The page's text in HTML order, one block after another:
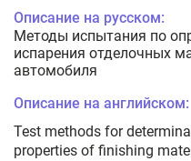
Описание на русском:
Методы испытания по
испарения отделочных
автомобиля
Описание на английском:
Test methods for
properties of finishing